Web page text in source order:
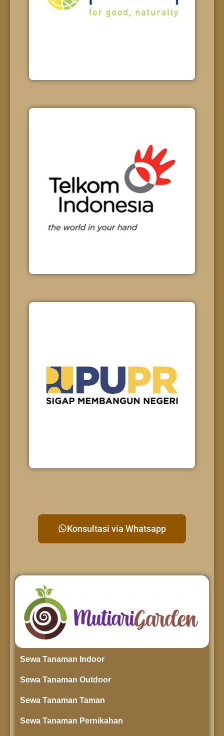
Konsultasi via Whatsapp
Sewa Tanaman Indoor
Sewa Tanaman Outdoor
Sewa Tanaman Taman
Sewa Tanaman Pernikahan